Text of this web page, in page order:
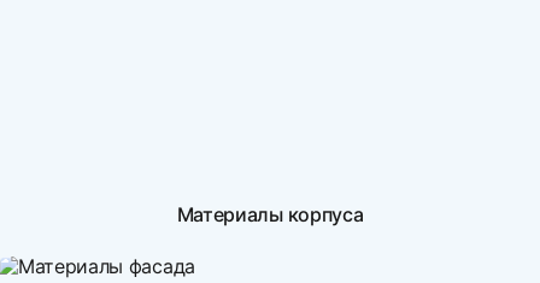
Материалы корпуса